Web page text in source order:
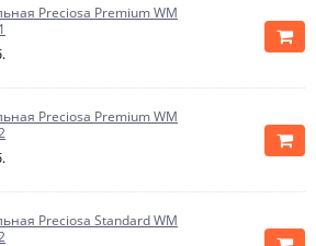
Preciosa Premium WM
Preciosa Premium WM
Preciosa Standard WM